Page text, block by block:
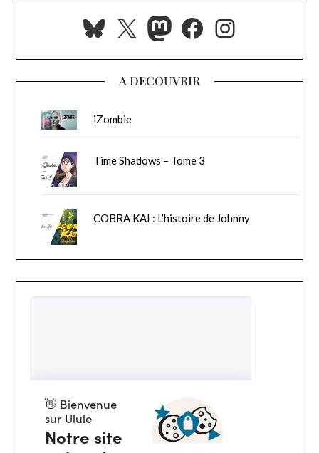
Bluesky
X Mastodon
Facebook
A DECOUVRIR
iZombie
Time Shadows – Tome 3
COBRA KAI : L’histoire de Johnny